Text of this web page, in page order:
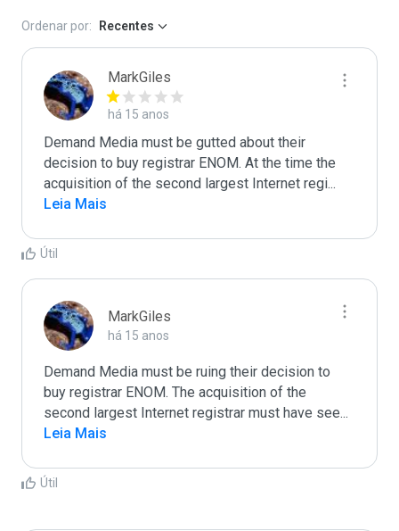
Ordenar por: Recentes
MarkGiles
há 15 anos
Demand Media must be gutted about their
decision to buy registrar ENOM. At the time the
acquisition of the second largest Internet regi...
Leia Mais
Útil
MarkGiles
há 15 anos
Demand Media must be ruing their decision to
buy registrar ENOM. The acquisition of the
second largest Internet registrar must have see...
Leia Mais
Útil